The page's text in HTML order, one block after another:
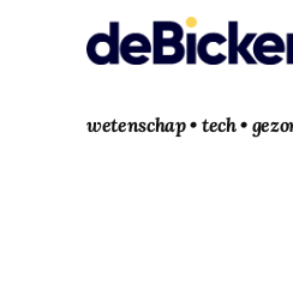
wetenschap • tech •